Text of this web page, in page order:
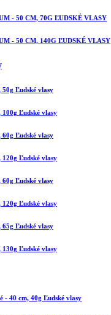
- 50 CM, 70G ĽUDSKÉ VLASY
- 50 CM, 140G ĽUDSKÉ VLASY
Ľudské vlasy
Ľudské vlasy
Ľudské vlasy
Ľudské vlasy
Ľudské vlasy
Ľudské vlasy
Ľudské vlasy
Ľudské vlasy
- 40 cm, 40g Ľudské vlasy